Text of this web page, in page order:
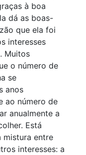
à boa
dá as boas-
que ela foi
interesses
Muitos
o número de
se
anos
ao número de
anualmente a
Está
mistura entre
interesses: a